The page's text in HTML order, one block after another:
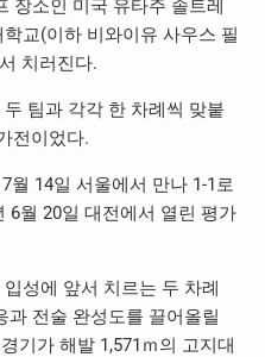
장소인 미국 유타주 솔트레
교(이하 비와이유 사우스 필
치러진다.
팀과 각각 한 차례씩 맞붙
전이었다.
월 14일 서울에서 만나 1-1로
6월 20일 대전에서 열린 평가
성에 앞서 치르는 두 차례
과 전술 완성도를 끌어올릴
기가 해발 1,571ｍ의 고지대